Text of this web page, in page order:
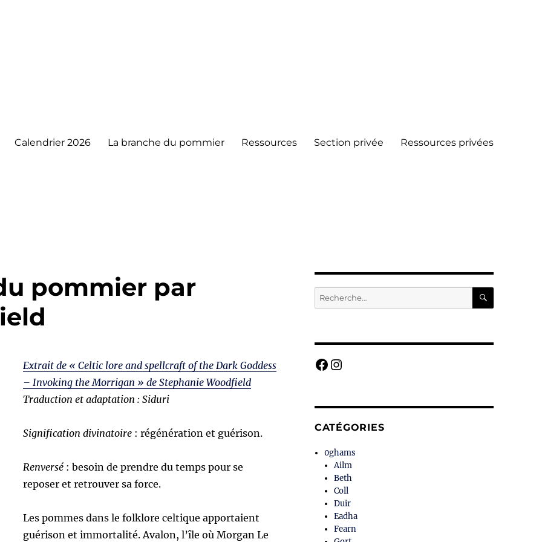
Calendrier 2026 La branche du pommier Ressources Section privée Ressources privées
pommier par
Extrait de « Celtic lore and spellcraft of the Dark Goddess
– Invoking the Morrigan » de Stephanie Woodfield
Traduction et adaptation : Siduri
Signification divinatoire : régénération et guérison.
Renversé : besoin de prendre du temps pour se
reposer et retrouver sa force.
Les pommes dans le folklore celtique apportaient
guérison et immortalité. Avalon, l’île où Morgan Le
Recherche
pour :
Facebook
Instagram
CATÉGORIES
0ghams
Ailm
Beth
Coll
Duir
Eadha
Fearn